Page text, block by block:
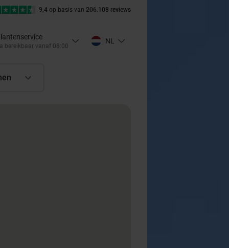
9,4 op basis van 206.108 reviews
bereikbaar vanaf 08:00
NL